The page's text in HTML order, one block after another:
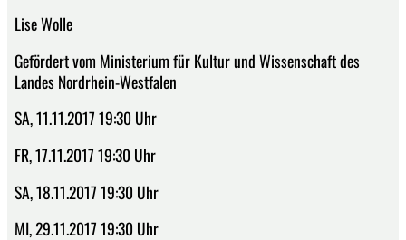
Lise Wolle
Gefördert vom Ministerium für Kultur und Wissenschaft des
Landes Nordrhein-Westfalen
SA, 11.11.2017 19:30 Uhr
FR, 17.11.2017 19:30 Uhr
SA, 18.11.2017 19:30 Uhr
MI, 29.11.2017 19:30 Uhr